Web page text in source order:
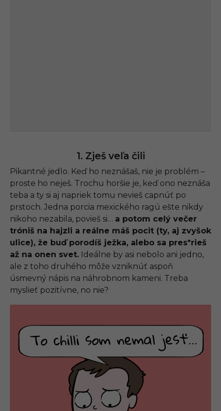
1. Zješ veľa čili
Pikantné jedlo. Keď ho neznášaš, nie je problém –
proste ho neješ. Trochu horšie je, keď ono neznáša
teba a ty si aj napriek tomu nevieš capnúť po
prstoch. Jedna porcia mexického ragú ešte nikdy
nikoho nezabila, povieš si… a potom celý večer
tróniš na hajzli a reálne máš pocit (ty, aj zvyšok
ulice), že buď porodíš ježka, alebo sa pres*rieš
až na onen svet. Ideálne by asi nebolo ani jedno,
ale z toho druhého môže vzniknúť aspoň
úsmevný nápis na náhrobnom kameni. Treba
myslieť pozitívne, no nie?